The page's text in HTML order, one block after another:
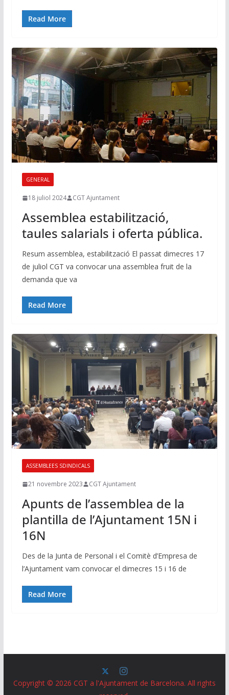
Read More
GENERAL
18 juliol 2024 CGT Ajuntament
Assemblea estabilització,
taules salarials i oferta pública.
Resum assemblea, estabilització El passat dimecres 17
de juliol CGT va convocar una assemblea fruit de la
demanda que va
Read More
ASSEMBLEES SDINDICALS
21 novembre 2023 CGT Ajuntament
Apunts de l’assemblea de la
plantilla de l’Ajuntament 15N i
16N
Des de la Junta de Personal i el Comitè d’Empresa de
l’Ajuntament vam convocar el dimecres 15 i 16 de
Read More
Copyright © 2026 CGT a l'Ajuntament de Barcelona. All rights